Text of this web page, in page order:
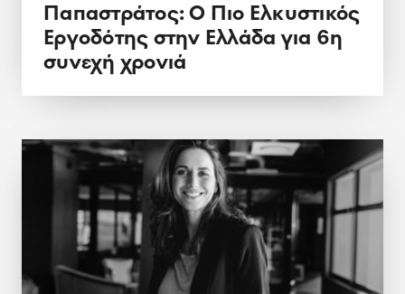
Παπαστράτος: Ο Πιο Ελκυστικός
Εργοδότης στην Ελλάδα για 6η
συνεχή χρονιά